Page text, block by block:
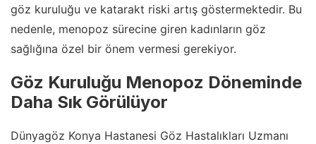
göz kuruluğu ve katarakt riski artış göstermektedir. Bu
nedenle, menopoz sürecine giren kadınların göz
sağlığına özel bir önem vermesi gerekiyor.
Göz Kuruluğu Menopoz Döneminde
Daha Sık Görülüyor
Dünyagöz Konya Hastanesi Göz Hastalıkları Uzmanı